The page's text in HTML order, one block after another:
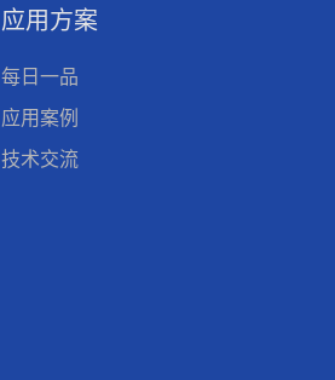
应用方案
每日一品
应用案例
技术交流